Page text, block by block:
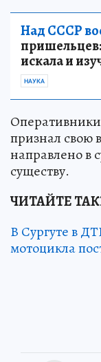
Над СССР
пришельцев:
искала и
НАУКА
признал свою
направлено в
существу.
ЧИТАЙТЕ
В Сургуте в
мотоцикла